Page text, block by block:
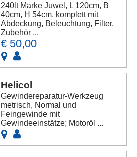
240lt Marke Juwel, L 120cm, B
40cm, H 54cm, komplett mit
Abdeckung, Beleuchtung, Filter,
Zubehör ...
€ 50,00
Helicol
Gewindereparatur-Werkzeug
metrisch, Normal und
Feingewinde mit
Gewindeeinstätze; Motoröl ...